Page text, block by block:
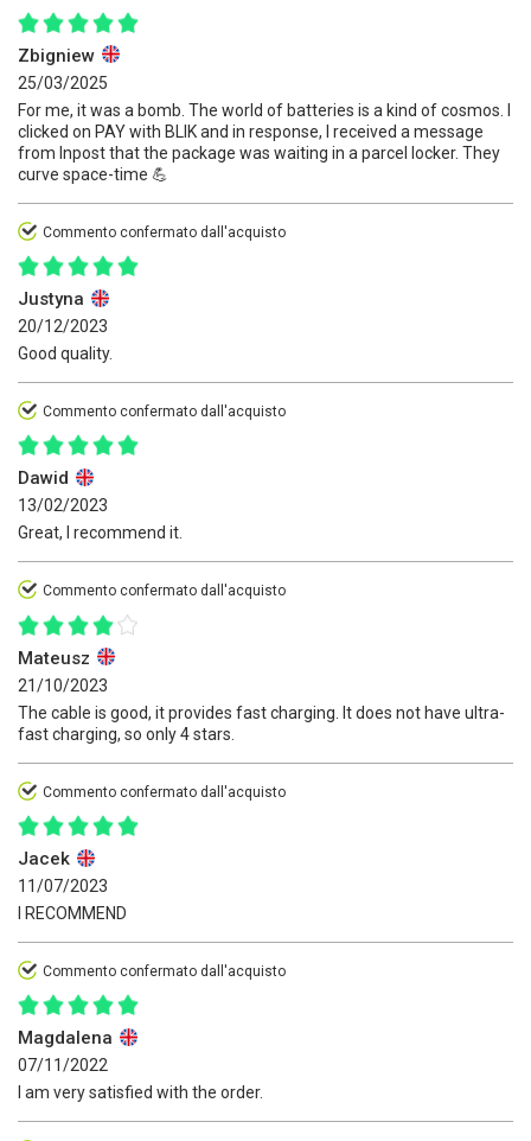
Zbigniew
25/03/2025
For me, it was a bomb. The world of batteries is a kind of cosmos. I
clicked on PAY with BLIK and in response, I received a message
from Inpost that the package was waiting in a parcel locker. They
curve space-time 💪
Commento confermato dall'acquisto
Justyna
20/12/2023
Good quality.
Commento confermato dall'acquisto
Dawid
13/02/2023
Great, I recommend it.
Commento confermato dall'acquisto
Mateusz
21/10/2023
The cable is good, it provides fast charging. It does not have ultra-
fast charging, so only 4 stars.
Commento confermato dall'acquisto
Jacek
11/07/2023
I RECOMMEND
Commento confermato dall'acquisto
Magdalena
07/11/2022
I am very satisfied with the order.